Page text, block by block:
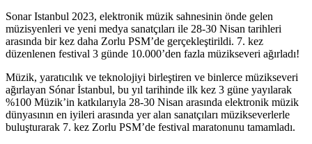
Sonar Istanbul 2023, elektronik müzik sahnesinin önde gelen
müzisyenleri ve yeni medya sanatçıları ile 28-30 Nisan tarihleri
arasında bir kez daha Zorlu PSM’de gerçekleştirildi. 7. kez
düzenlenen festival 3 günde 10.000’den fazla müzikseveri ağırladı!
Müzik, yaratıcılık ve teknolojiyi birleştiren ve binlerce müzikseveri
ağırlayan Sónar İstanbul, bu yıl tarihinde ilk kez 3 güne yayılarak
%100 Müzik’in katkılarıyla 28-30 Nisan arasında elektronik müzik
dünyasının en iyileri arasında yer alan sanatçıları müzikseverlerle
buluşturarak 7. kez Zorlu PSM’de festival maratonunu tamamladı.